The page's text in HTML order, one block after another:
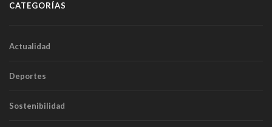
CATEGORÍAS
Actualidad
Deportes
Sostenibilidad